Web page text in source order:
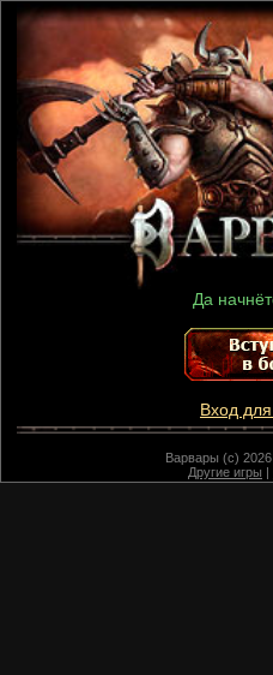
Да
Вход
Варвары (c)
Другие игры |